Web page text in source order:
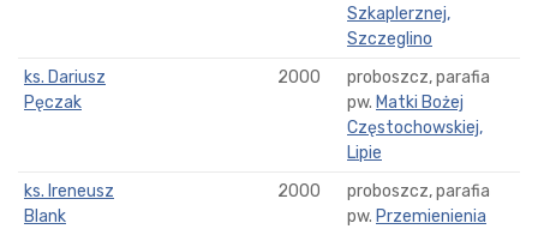
Szkaplerznej,
Szczeglino
ks. Dariusz
Pęczak
2000
proboszcz, parafia
pw. Matki Bożej
Częstochowskiej,
Lipie
ks. Ireneusz
Blank
2000
proboszcz, parafia
pw. Przemienienia